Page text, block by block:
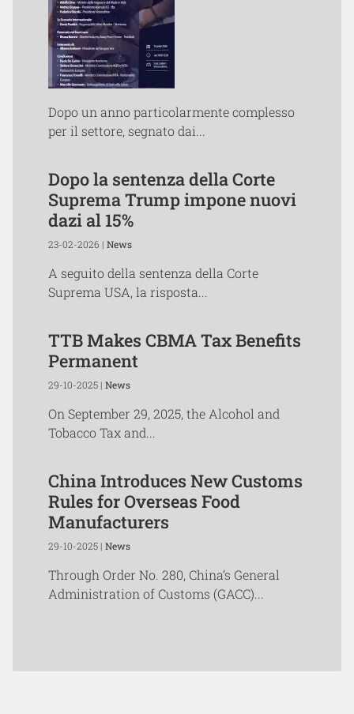
Dopo un anno particolarmente complesso
per il settore, segnato dai...
Dopo la sentenza della Corte
Suprema Trump impone nuovi
dazi al 15%
23-02-2026 | News
A seguito della sentenza della Corte
Suprema USA, la risposta...
TTB Makes CBMA Tax Benefits
Permanent
29-10-2025 | News
On September 29, 2025, the Alcohol and
Tobacco Tax and...
China Introduces New Customs
Rules for Overseas Food
Manufacturers
29-10-2025 | News
Through Order No. 280, China’s General
Administration of Customs (GACC)...